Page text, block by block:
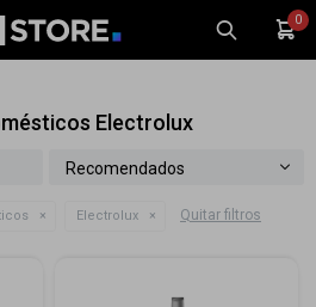
0
Electrolux
Recomendados
Electrolux Quitar filtros